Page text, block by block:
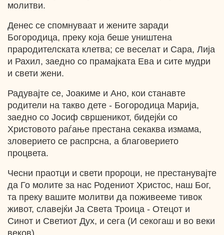
молитви.
Денес се спомнуваат и жените заради
Богородица, преку која беше уништена
прародителската клетва; се веселат и Сара, Лија
и Рахил, заедно со прамајката Ева и сите мудри
и свети жени.
Радувајте се, Јоакиме и Ано, кои станавте
родители на такво дете - Богородица Марија,
заедно со Јосиф свршеникот, бидејќи со
Христовото раѓање престана секаква измама,
зловерието се распрсна, а благоверието
процвета.
Чесни праотци и свети пророци, не престанувајте
да Го молите за нас Родениот Христос, наш Бог,
та преку вашите молитви да поживееме тивок
живот, славејќи Ја Света Троица - Отецот и
Синот и Светиот Дух, и сега (И секогаш и во веки
веков).